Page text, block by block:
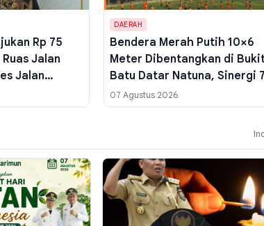
Rp 75
Jalan
Jalan
DAERAH
Bendera Merah Putih 10×6
Meter Dibentangkan di
Batu Datar Natuna, Sinergi
Instansi Jelang HUT ke-81 RI
07 Agustus 2026